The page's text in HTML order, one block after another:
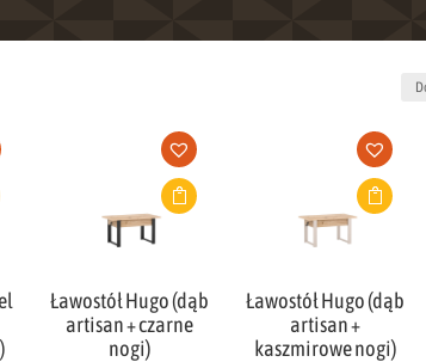
Ławostół Hugo (dąb
artisan + czarne
nogi)
Ławostół Hugo (dąb
artisan +
kaszmirowe nogi)